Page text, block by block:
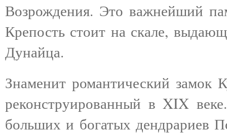
Возрождения. Это важнейший
Крепость стоит на скале,
Дунайца.
Знаменит романтический замок
реконструированный в XIX
больших и богатых дендрариев